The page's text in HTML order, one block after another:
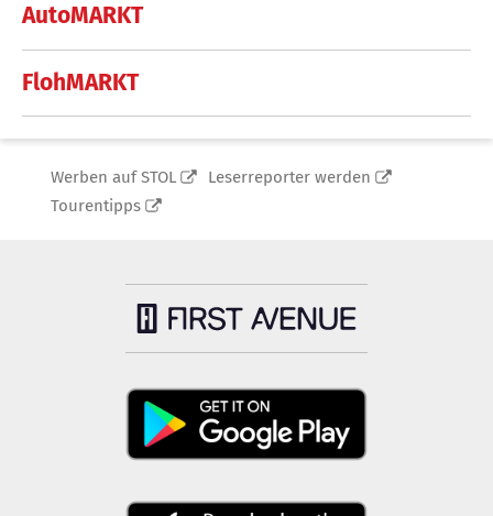
AutoMARKT
FlohMARKT
Werben auf STOL
Leserreporter werden
Tourentipps